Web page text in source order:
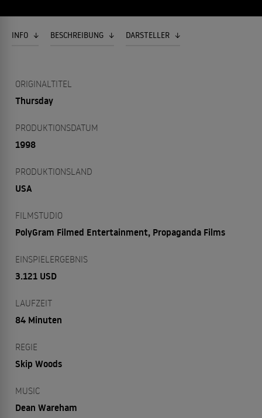
INFO BESCHREIBUNG DARSTELLER
ORIGINALTITEL
Thursday
PRODUKTIONSDATUM
1998
PRODUKTIONSLAND
USA
FILMSTUDIO
PolyGram Filmed Entertainment, Propaganda Films
EINSPIELERGEBNIS
3.121 USD
LAUFZEIT
84 Minuten
REGIE
Skip Woods
MUSIC
Dean Wareham